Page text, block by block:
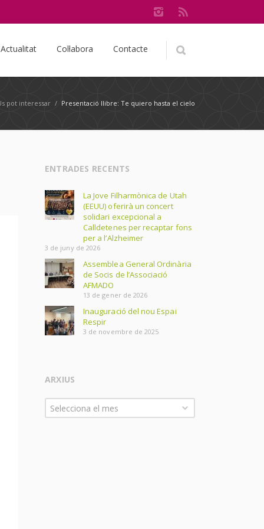
Actualitat Col·labora Contacte
pot interessar / Presentació llibre: Te quiero hasta el cielo
ENTRADES RECENTS
La Jove Filharmònica de Utah
(EEUU) oferirà un concert
solidari excepcional a
Calldetenes per recaptar fons
per a l’Alzheimer
3 de juny de 2026
Assemblea General Ordinària
de Socis de l’Associació
AFMADO
13 de gener de 2026
Inauguració del nou Espai
Respir
3 de novembre de 2025
ARXIUS
Arxius
Selecciona el mes